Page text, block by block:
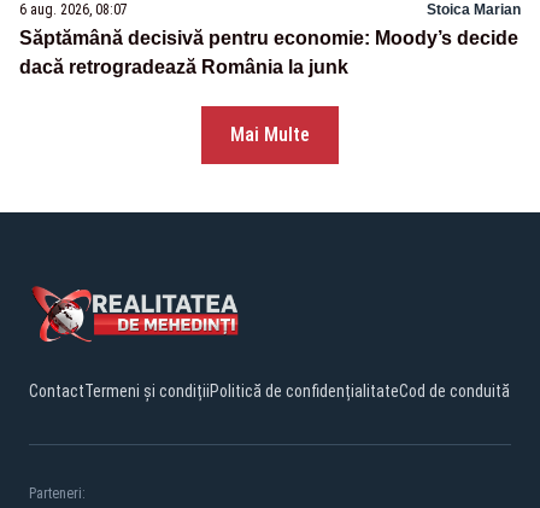
6 aug. 2026, 08:07 Stoica Marian
Săptămână decisivă pentru economie: Moody’s decide
dacă retrogradează România la junk
Mai Multe
ContactTermeni și condițiiPolitică de confidențialitateCod de conduită
Parteneri: